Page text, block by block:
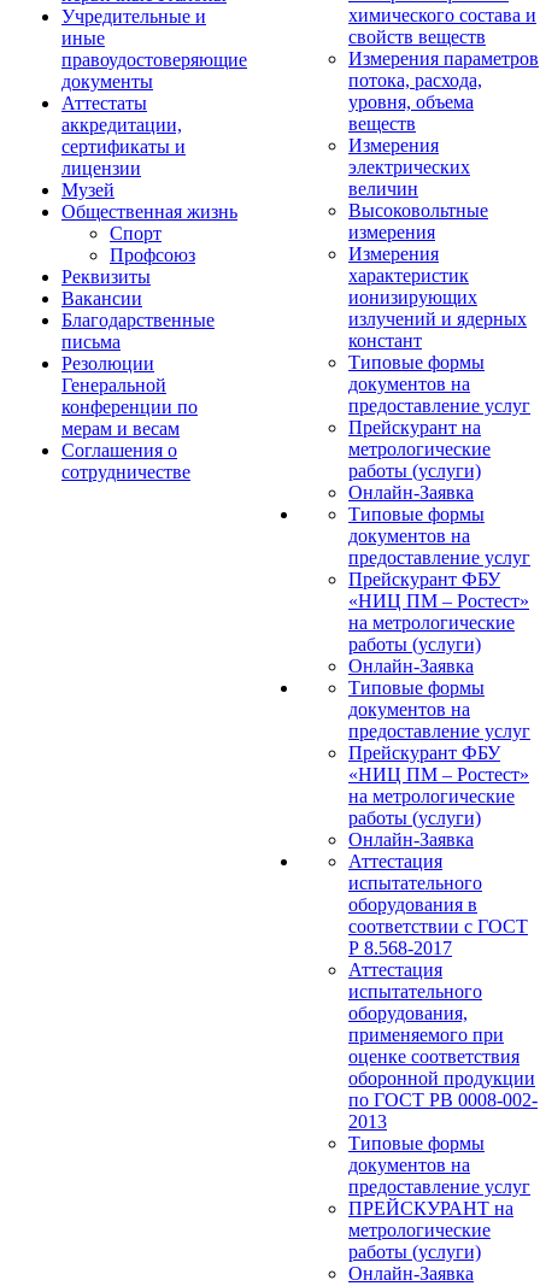
Учредительные и
иные
правоудостоверяющие
документы
Аттестаты
аккредитации,
сертификаты и
лицензии
Музей
Общественная жизнь
Спорт
Профсоюз
Реквизиты
Вакансии
Благодарственные
письма
Резолюции
Генеральной
конференции по
мерам и весам
Соглашения о
сотрудничестве
химического состава и
свойств веществ
Измерения параметров
потока, расхода,
уровня, объема
веществ
Измерения
электрических
величин
Высоковольтные
измерения
Измерения
характеристик
ионизирующих
излучений и ядерных
констант
Типовые формы
документов на
предоставление услуг
Прейскурант на
метрологические
работы (услуги)
Онлайн-Заявка
Типовые формы
документов на
предоставление услуг
Прейскурант ФБУ
«НИЦ ПМ – Ростест»
на метрологические
работы (услуги)
Онлайн-Заявка
Типовые формы
документов на
предоставление услуг
Прейскурант ФБУ
«НИЦ ПМ – Ростест»
на метрологические
работы (услуги)
Онлайн-Заявка
Аттестация
испытательного
оборудования в
соответствии с ГОСТ
Р 8.568-2017
Аттестация
испытательного
оборудования,
применяемого при
оценке соответствия
оборонной продукции
по ГОСТ РВ 0008-002-
2013
Типовые формы
документов на
предоставление услуг
ПРЕЙСКУРАНТ на
метрологические
работы (услуги)
Онлайн-Заявка